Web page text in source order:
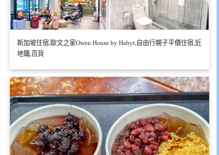
新加坡住宿,歐文之家Owen House by Habyt,自由行親子平價住宿,近
地鐵,百貨